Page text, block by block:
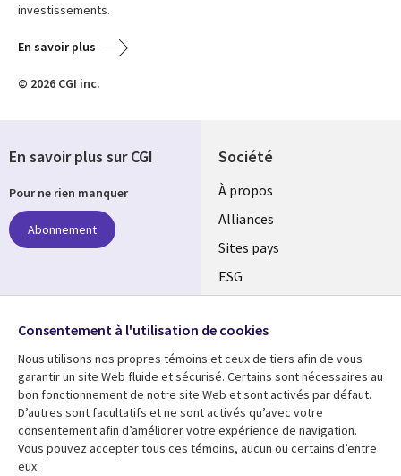
investissements.
En savoir plus
© 2026 CGI inc.
Société
À propos
Alliances
Sites pays
ESG
Fusions
Salle de presse
Ressources Support
En savoir plus sur CGI
Pour ne rien manquer
Abonnement
Suivez-nous
Social
Media
Global
FR
Consentement à l'utilisation de cookies
Nous utilisons nos propres témoins et ceux de tiers afin de vous
garantir un site Web fluide et sécurisé. Certains sont nécessaires au
bon fonctionnement de notre site Web et sont activés par défaut.
D’autres sont facultatifs et ne sont activés qu’avec votre
consentement afin d’améliorer votre expérience de navigation.
Vous pouvez accepter tous ces témoins, aucun ou certains d’entre
eux.